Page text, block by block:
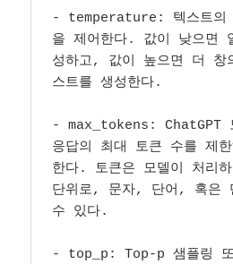
- temperature: 텍스트의
을 제어한다. 값이 낮으면
성하고, 값이 높으면 더 창
스트를 생성한다.
- max_tokens: ChatGPT
응답의 최대 토큰 수를 제
한다. 토큰은 모델이 처리
단위로, 문자, 단어, 혹은
수 있다.
- top_p: Top-p 샘플링